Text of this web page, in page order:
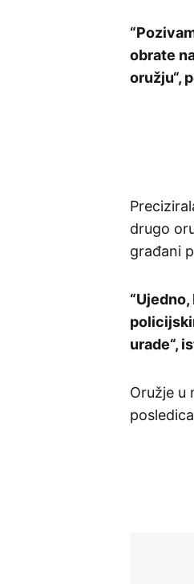
obrate
oružju“,
drugo
građani
urade“,
Oružje u